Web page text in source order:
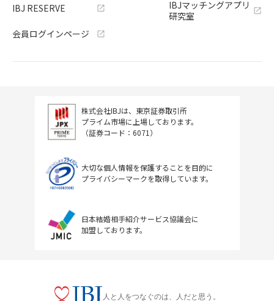
IBJ RESERVE
会員ログインページ
IBJマッチングアプリ
研究室
株式会社IBJは、東京証券取引所
プライム市場に上場しております。
（証券コード：6071）
大切な個人情報を保護することを目的に
プライバシーマークを取得しています。
日本結婚相手紹介サービス協議会に
加盟しております。
人と人をつなぐのは、人だと思う。